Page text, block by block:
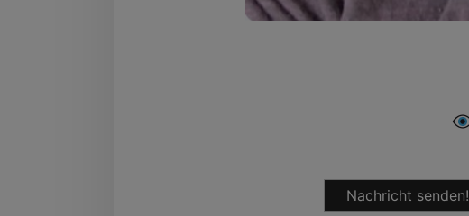
Nachricht senden!